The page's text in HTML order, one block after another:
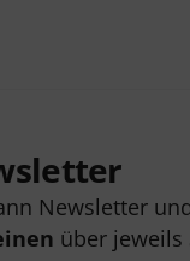
Newsletter
über jeweils